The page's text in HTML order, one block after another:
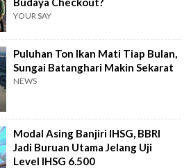
YOUR SAY
Puluhan Ton Ikan Mati Tiap Bulan,
Sungai Batanghari Makin Sekarat
NEWS
Modal Asing Banjiri IHSG, BBRI
Jadi Buruan Utama Jelang Uji
Level IHSG 6.500